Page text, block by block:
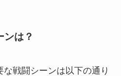
ンは？
戦闘シーンは以下の通り